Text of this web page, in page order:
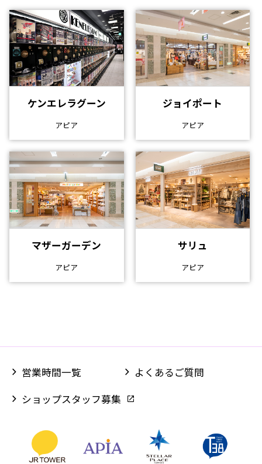
ケンエレラグーン
アピア
ジョイポート
アピア
マザーガーデン
アピア
サリュ
アピア
営業時間一覧
よくあるご質問
ショップスタッフ募集